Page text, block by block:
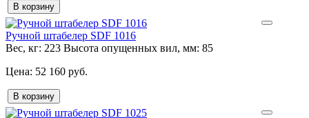
В корзину
Ручной штабелер SDF 1016
Вес, кг: 223 Высота опущенных вил, мм: 85
52 160 руб.
В корзину